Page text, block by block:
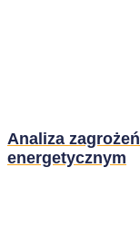
Analiza
energetycznym